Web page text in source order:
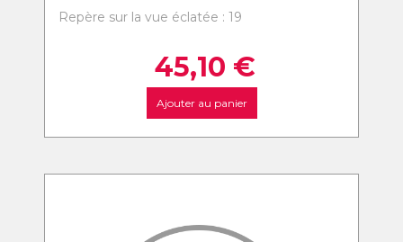
Repère sur la vue éclatée : 19
45,10 €
Ajouter au panier